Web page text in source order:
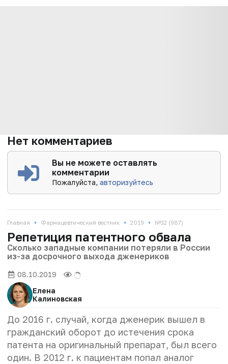
Нет комментариев
Вы не можете оставлять
комментарии
Пожалуйста,авторизуйтесь
Главная • Фармацевтический вестник • 2019 • №32 (987)
Репетиция патентного обвала
Сколько западные компании потеряли в России
из-за досрочного выхода дженериков
08.10.2019
Елена
Калиновская
До 2016 г. случай, когда дженерик вышел в
гражданский оборот до истечения срока
патента на оригинальный препарат, был всего
один. В 2012 г. к пациентам попал аналог